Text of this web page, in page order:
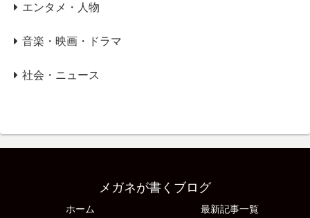
エンタメ・人物
音楽・映画・ドラマ
社会・ニュース
メガネが書くブログ
ホーム 最新記事一覧